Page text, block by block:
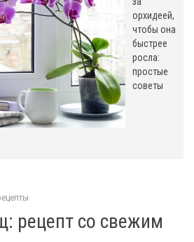
орхидеей,
чтобы она
быстрее
росла:
простые
советы
рецепт со свежим